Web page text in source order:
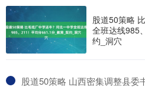
股道50策略
全班达线985
约_洞穴
股道50策略 山西密集调整县委